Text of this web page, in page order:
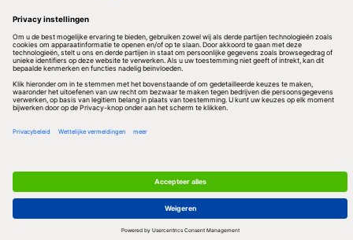
Redactionele partner
Privacy & Cookies